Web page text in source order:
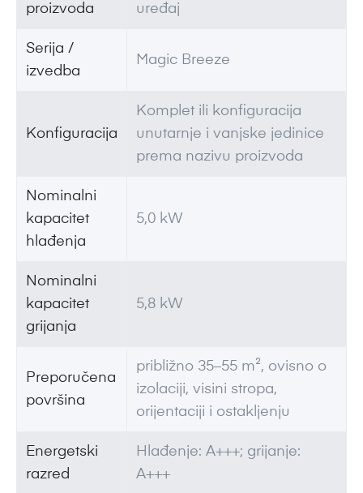
proizvoda
uređaj
Serija /
izvedba
Magic Breeze
Konfiguracija
Komplet ili konfiguracija
unutarnje i vanjske jedinice
prema nazivu proizvoda
Nominalni
kapacitet
hlađenja
5,0 kW
Nominalni
kapacitet
grijanja
5,8 kW
Preporučena
površina
približno 35–55 m², ovisno o
izolaciji, visini stropa,
orijentaciji i ostakljenju
Energetski
razred
Hlađenje: A+++; grijanje:
A+++